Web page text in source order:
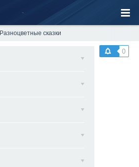
Разноцветные сказки
0